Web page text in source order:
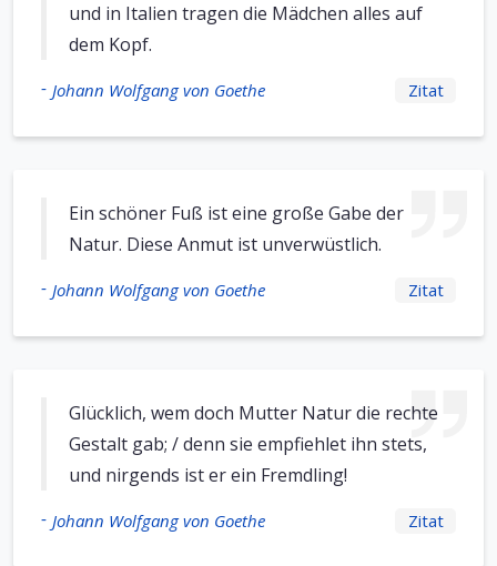
und in Italien tragen die Mädchen alles auf
dem Kopf.
- Johann Wolfgang von Goethe Zitat
Ein schöner Fuß ist eine große Gabe der
Natur. Diese Anmut ist unverwüstlich.
- Johann Wolfgang von Goethe Zitat
Glücklich, wem doch Mutter Natur die rechte
Gestalt gab; / denn sie empfiehlet ihn stets,
und nirgends ist er ein Fremdling!
- Johann Wolfgang von Goethe Zitat